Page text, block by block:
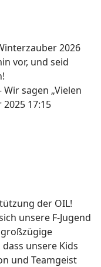
2026
vor, und seid
sagen „Vielen
17:15
der OIL!
unsere F-Jugend
unsere Kids
und Teamgeist